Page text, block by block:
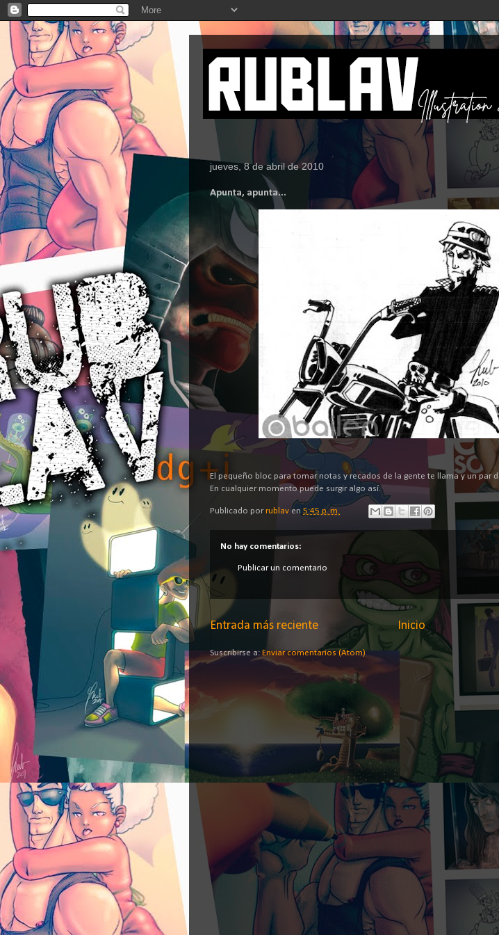
jueves, 8 de abril de 2010
Apunta, apunta...
El pequeño bloc para tomar notas y recados de la gente te llama y un par
En cualquier momento puede surgir algo así.
Publicado porrublav en 5:45 p. m.
No hay comentarios:
Publicar un comentario
Entrada más reciente Inicio
Suscribirse a:Enviar comentarios (Atom)